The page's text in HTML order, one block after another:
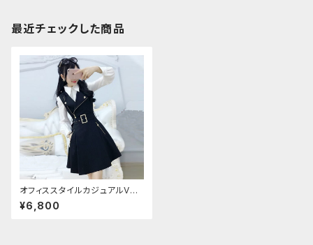
最近チェックした商品
オフィススタイルカジュアルVネ
ックドレスワンピース
¥6,800